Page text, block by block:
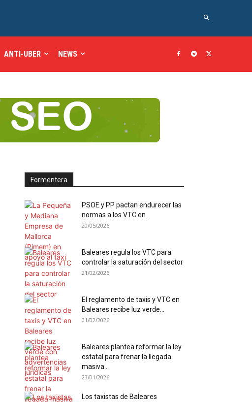
ANTI-UBER NEWS
Formentera
PSOE y PP pactan endurecer las
normas a los VTC en...
20/05/2026
Baleares regula los VTC para
controlar la saturación del sector
21/02/2026
El reglamento de taxis y VTC en
Baleares recibe luz verde...
01/02/2026
Baleares plantea reformar la ley
estatal para frenar la llegada
masiva...
23/01/2026
Los taxistas de Baleares